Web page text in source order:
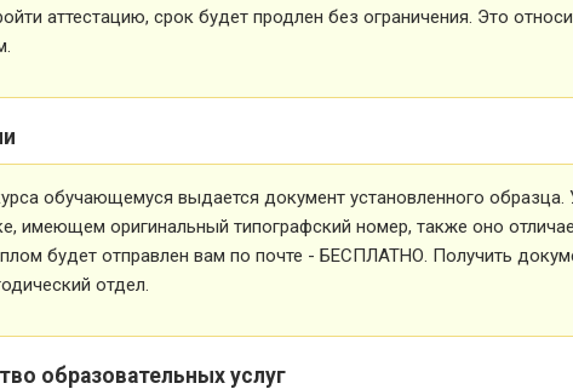
аттестацию, срок будет продлен без ограничения. Это
обучающемуся выдается документ установленного образца.
имеющем оригинальный типографский номер, также оно
будет отправлен вам по почте - БЕСПЛАТНО. Получить
отдел.
образовательных услуг